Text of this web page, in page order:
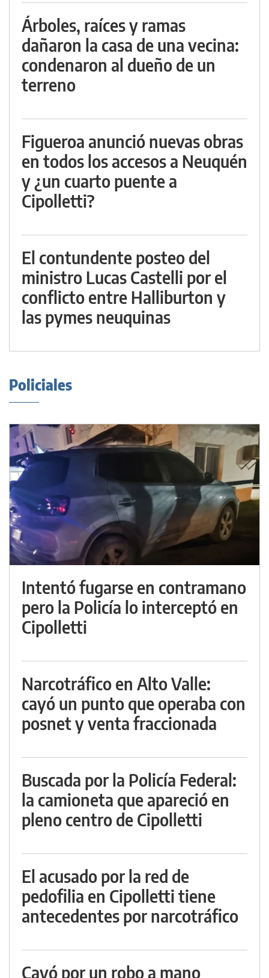
Árboles, raíces y ramas
dañaron la casa de una vecina:
condenaron al dueño de un
terreno
Figueroa anunció nuevas obras
en todos los accesos a Neuquén
y ¿un cuarto puente a
Cipolletti?
El contundente posteo del
ministro Lucas Castelli por el
conflicto entre Halliburton y
las pymes neuquinas
Policiales
Intentó fugarse en contramano
pero la Policía lo interceptó en
Cipolletti
Narcotráfico en Alto Valle:
cayó un punto que operaba con
posnet y venta fraccionada
Buscada por la Policía Federal:
la camioneta que apareció en
pleno centro de Cipolletti
El acusado por la red de
pedofilia en Cipolletti tiene
antecedentes por narcotráfico
Cayó por un robo a mano